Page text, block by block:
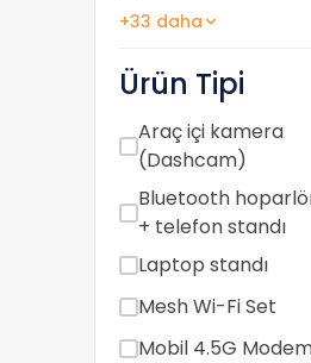
+33 daha
Ürün Tipi
Araç içi kamera
(Dashcam)
Bluetooth
+ telefon standı
Laptop standı
Mesh Wi-Fi Set
Mobil 4.5G